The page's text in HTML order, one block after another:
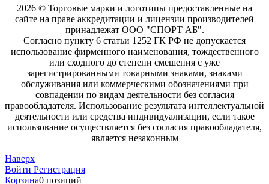
2026 © Торговые марки и логотипы предоставленные на
сайте на праве аккредитации и лицензии производителей
принадлежат ООО "СПОРТ АБ".
Согласно пункту 6 статьи 1252 ГК РФ не допускается
использование фирменного наименования, тождественного
или сходного до степени смешения с уже
зарегистрированными товарными знаками, знаками
обслуживания или коммерческими обозначениями при
совпадении по видам деятельности без согласия
правообладателя. Использование результата интеллектуальной
деятельности или средства индивидуализации, если такое
использование осуществляется без согласия правообладателя,
является незаконным
Наверх
Войти Регистрация
Корзина0 позиций